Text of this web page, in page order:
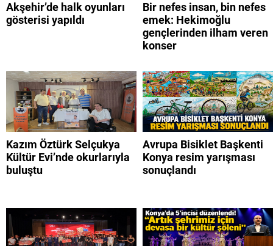
Akşehir’de halk oyunları
gösterisi yapıldı
Bir nefes insan, bin nefes
emek: Hekimoğlu
gençlerinden ilham veren
konser
Kazım Öztürk Selçukya
Kültür Evi’nde okurlarıyla
buluştu
Avrupa Bisiklet Başkenti
Konya resim yarışması
sonuçlandı